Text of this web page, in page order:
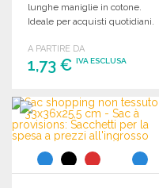
lunghe maniglie in cotone.
Ideale per acquisti quotidiani.
A PARTIRE DA
1,73 € IVA ESCLUSA
ORDINARE
Richiedi un preventivo